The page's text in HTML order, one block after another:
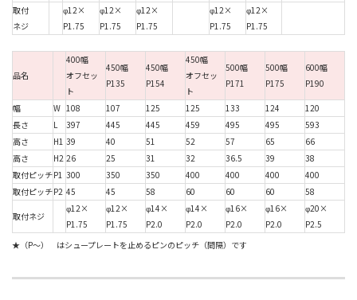
取付
ネジ
φ12×
P1.75
φ12×
P1.75
φ12×
P1.75
φ12×
P1.75
φ12×
P1.75
品名
400幅
オフセッ
ト
450幅
P135
450幅
P154
450幅
オフセッ
ト
500幅
P171
500幅
P175
600幅
P190
幅 W 108 107 125 125 133 124
120
長さ
L 397 445 445 459 495 495
593
高さ
H1 39 40 51 52 57 65
66
高さ
H2 26 25 31 32 36.5 39
38
取付ピッチP1 300 350 350 400 400 400
400
取付ピッチP2 45 45 58 60 60 60 58
取付ネジ
φ12×
P1.75
φ12×
P1.75
φ14×
P2.0
φ14×
P2.0
φ16×
P2.0
φ16×
P2.0
φ20×
P2.5
★（P～） はシュープレートを止めるピンのピッチ（間隔）です